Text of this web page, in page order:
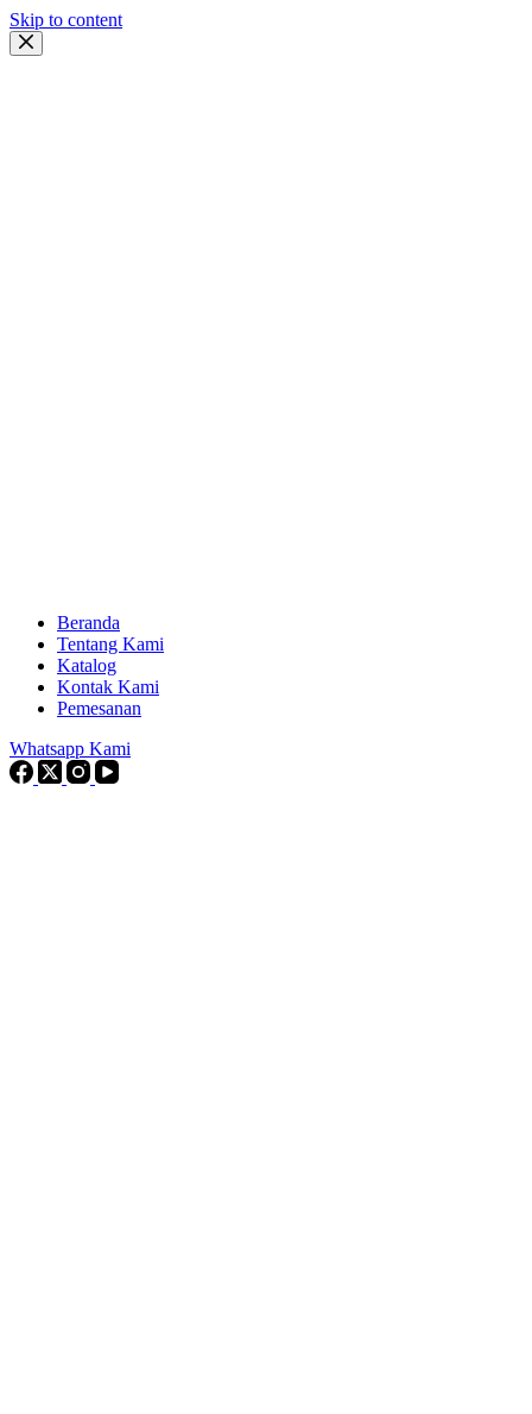
Skip to content
Beranda
Tentang Kami
Katalog
Kontak Kami
Pemesanan
Whatsapp Kami